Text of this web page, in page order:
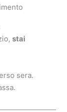
stai
sera.